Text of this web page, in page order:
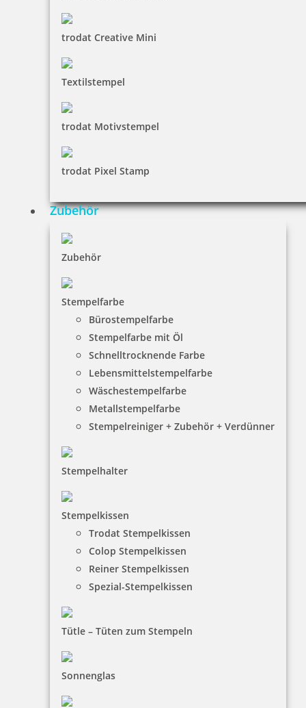
trodat Creative Mini
Textilstempel
trodat Motivstempel
trodat Pixel Stamp
Zubehör
Zubehör
Stempelfarbe
Bürostempelfarbe
Stempelfarbe mit Öl
Schnelltrocknende Farbe
Lebensmittelstempelfarbe
Wäschestempelfarbe
Metallstempelfarbe
Stempelreiniger + Zubehör + Verdünner
Stempelhalter
Stempelkissen
Trodat Stempelkissen
Colop Stempelkissen
Reiner Stempelkissen
Spezial-Stempelkissen
Tütle – Tüten zum Stempeln
Sonnenglas
HINWEISE
Versandinformationen
Zahlungsbedingungen
Bestellhinweise
INFORMATIONEN